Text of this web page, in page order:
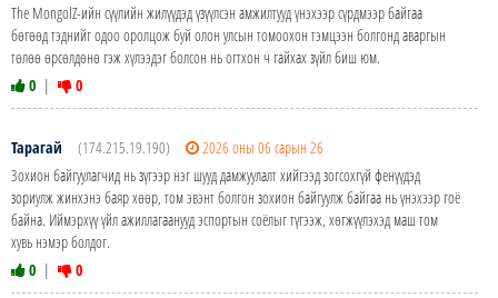
The MongolZ-ийн сүүлийн жилүүдэд үзүүлсэн амжилтууд үнэхээр сүрдмээр байгаа
бөгөөд тэднийг одоо оролцож буй олон улсын томоохон тэмцээн болгонд аваргын
төлөө өрсөлдөнө гэж хүлээдэг болсон нь огтхон ч гайхах зүйл биш юм.
0 | 0
Тарагай (174.215.19.190)
2026 оны 06 сарын 26
Зохион байгуулагчид нь зүгээр нэг шууд дамжуулалт хийгээд зогсохгүй фенүүдэд
зориулж жинхэнэ баяр хөөр, том эвэнт болгон зохион байгуулж байгаа нь үнэхээр гоё
байна. Иймэрхүү үйл ажиллагаанууд эспортын соёлыг түгээж, хөгжүүлэхэд маш том
хувь нэмэр болдог.
0 | 0